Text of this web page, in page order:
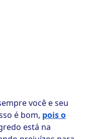
você e seu
é bom, pois o
está na